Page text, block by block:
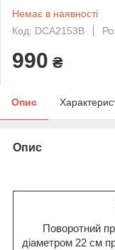
Немає в наявності
Код: DCA2153B
990 ₴
Опис
Опис
Поворотний
діаметром 22 см